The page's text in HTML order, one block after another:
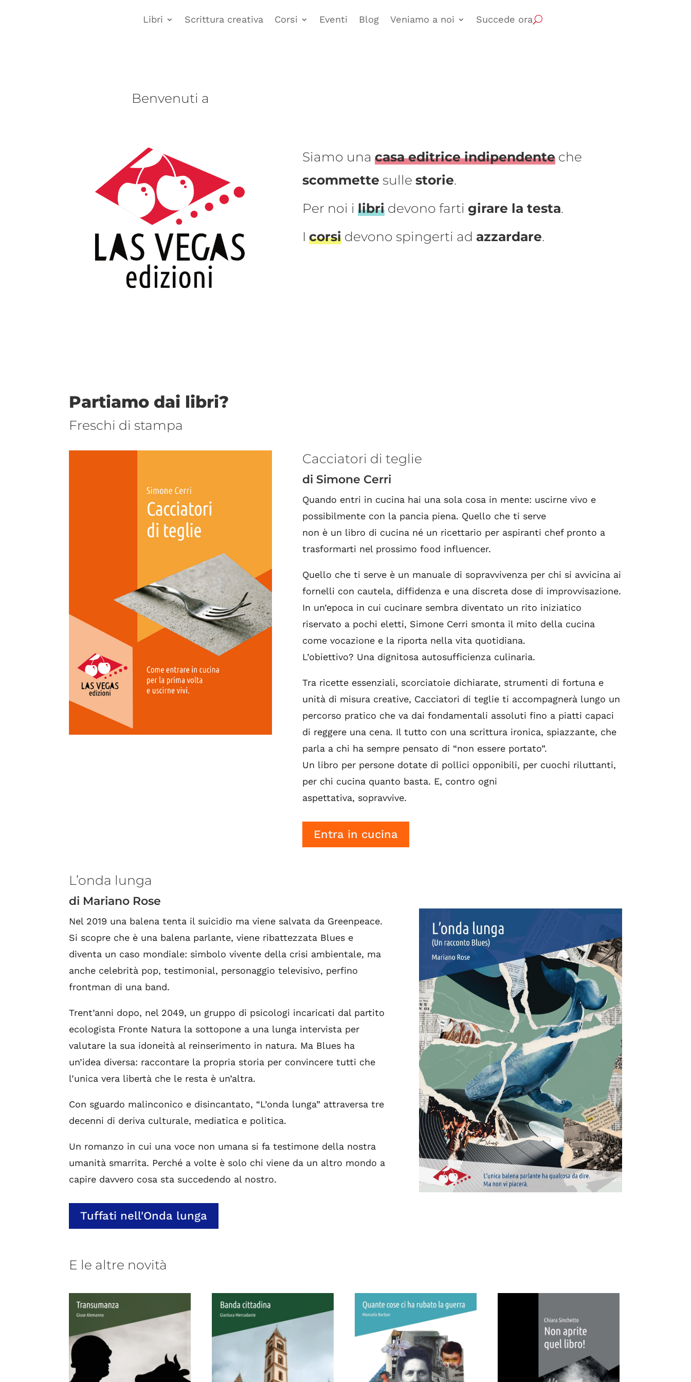
Libri Scrittura creativa Corsi Eventi Blog Veniamo a noi Succede ora
Benvenuti a
Siamo unacasa editrice indipendente che
scommette sullestorie.
Per noi ilibri devono fartigirare la testa.
Icorsi devono spingerti ad azzardare.
Partiamo dai libri?
Freschi di stampa
Cacciatori di teglie
di Simone Cerri
Quando entri in cucina hai una sola cosa in mente: uscirne vivo e
possibilmente con la pancia piena. Quello che ti serve
non è un libro di cucina né un ricettario per aspiranti chef pronto a
trasformarti nel prossimo food influencer.
Quello che ti serve è un manuale di sopravvivenza per chi si avvicina ai
fornelli con cautela, diffidenza e una discreta dose di improvvisazione.
In un’epoca in cui cucinare sembra diventato un rito iniziatico
riservato a pochi eletti, Simone Cerri smonta il mito della cucina
come vocazione e la riporta nella vita quotidiana.
L’obiettivo? Una dignitosa autosufficienza culinaria.
Tra ricette essenziali, scorciatoie dichiarate, strumenti di fortuna e
unità di misura creative, Cacciatori di teglie ti accompagnerà lungo un
percorso pratico che va dai fondamentali assoluti fino a piatti capaci
di reggere una cena. Il tutto con una scrittura ironica, spiazzante, che
parla a chi ha sempre pensato di “non essere portato”.
Un libro per persone dotate di pollici opponibili, per cuochi riluttanti,
per chi cucina quanto basta. E, contro ogni
aspettativa, sopravvive.
Entra in cucina
L’onda lunga
di Mariano Rose
Nel 2019 una balena tenta il suicidio ma viene salvata da Greenpeace.
Si scopre che è una balena parlante, viene ribattezzata Blues e
diventa un caso mondiale: simbolo vivente della crisi ambientale, ma
anche celebrità pop, testimonial, personaggio televisivo, perfino
frontman di una band.
Trent’anni dopo, nel 2049, un gruppo di psicologi incaricati dal partito
ecologista Fronte Natura la sottopone a una lunga intervista per
valutare la sua idoneità al reinserimento in natura. Ma Blues ha
un’idea diversa: raccontare la propria storia per convincere tutti che
l’unica vera libertà che le resta è un’altra.
Con sguardo malinconico e disincantato, “L’onda lunga” attraversa tre
decenni di deriva culturale, mediatica e politica.
Un romanzo in cui una voce non umana si fa testimone della nostra
umanità smarrita. Perché a volte è solo chi viene da un altro mondo a
capire davvero cosa sta succedendo al nostro.
Tuffati nell'Onda lunga
E le altre novità